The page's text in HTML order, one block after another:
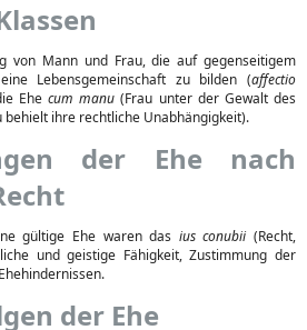
von Mann und Frau, die auf gegenseitigem
Lebensgemeinschaft zu bilden (affectio
Ehe cum manu (Frau unter der Gewalt des
behielt ihre rechtliche Unabhängigkeit).
der Ehe nach
gültige Ehe waren das ius conubii (Recht,
und geistige Fähigkeit, Zustimmung der
der Ehe